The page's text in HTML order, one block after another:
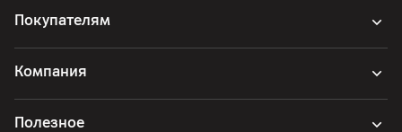
Покупателям
Компания
Полезное